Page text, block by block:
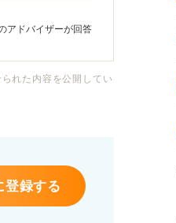
アドバイザーが回答
れた内容を公開してい
登録する